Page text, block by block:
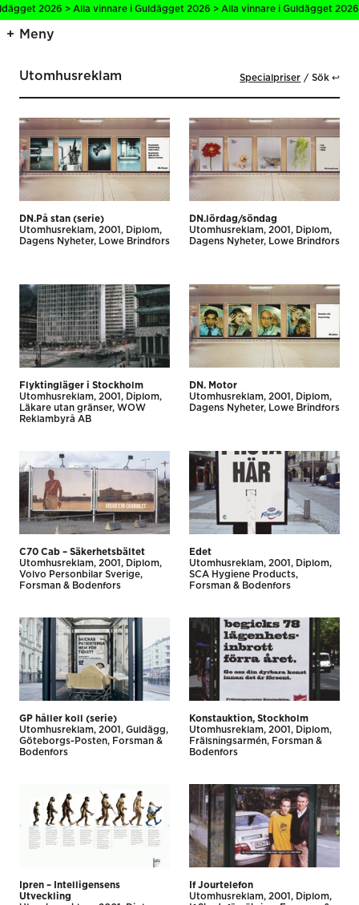
2026 > Alla vinnare i Guldägget 2026 > Alla vinnare i Guldägget 2026
Meny
Utomhusreklam Specialpriser Sök ↩
DN.På stan (serie)
Utomhus­reklam 2001
Diplom
Dagens Nyheter
Lowe Brindfors
DN.lördag/söndag
Utomhus­reklam 2001
Diplom
Dagens Nyheter
Lowe Brindfors
Flyktingläger i Stockholm
Utomhus­reklam 2001
Diplom
Läkare utan gränser WOW
Reklambyrå AB
DN. Motor
Utomhus­reklam 2001
Diplom
Dagens Nyheter
Lowe Brindfors
C70 Cab – Säkerhetsbältet
Utomhus­reklam 2001
Diplom
Volvo Personbilar Sverige
Forsman & Bodenfors
Edet
Utomhus­reklam 2001
Diplom
SCA Hygiene Products
Forsman & Bodenfors
GP håller koll (serie)
Utomhus­reklam 2001
Guldägg
Göteborgs-Posten
Forsman &
Bodenfors
Konstauktion, Stockholm
Utomhus­reklam 2001
Diplom
Frälsningsarmén
Forsman &
Bodenfors
Ipren – Intelligensens
Utveckling
If Jourtelefon
Utomhus­reklam 2001
Diplom